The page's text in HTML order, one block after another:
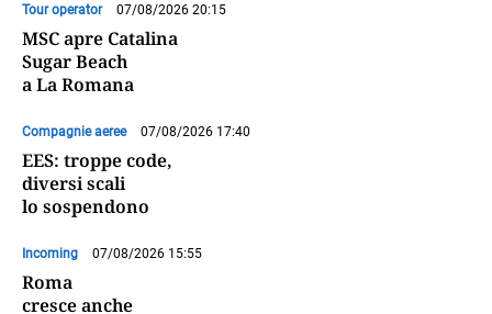
Tour operator 07/08/2026 20:15
MSC apre Catalina
Sugar Beach
a La Romana
Compagnie aeree 07/08/2026 17:40
EES: troppe code,
diversi scali
lo sospendono
Incoming 07/08/2026 15:55
Roma
cresce anche